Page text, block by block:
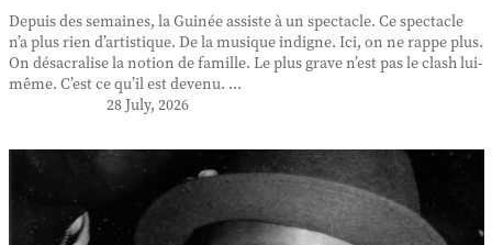
Depuis des semaines, la Guinée assiste à un spectacle. Ce spectacle
n’a plus rien d’artistique. De la musique indigne. Ici, on ne rappe plus.
On désacralise la notion de famille. Le plus grave n’est pas le clash lui-
même. C’est ce qu’il est devenu. ...
28 July, 2026